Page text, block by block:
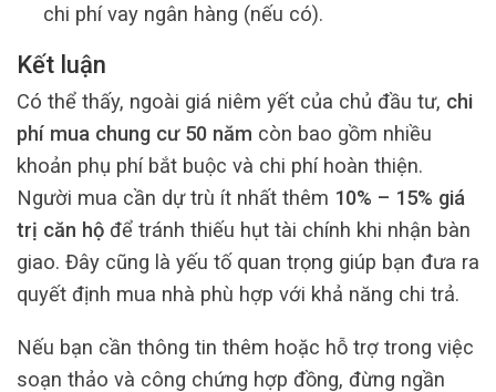
chi phí vay ngân hàng (nếu có).
Kết luận
Có thể thấy, ngoài giá niêm yết của chủ đầu tư, chi
phí mua chung cư 50 năm còn bao gồm nhiều
khoản phụ phí bắt buộc và chi phí hoàn thiện.
Người mua cần dự trù ít nhất thêm 10% – 15% giá
trị căn hộ để tránh thiếu hụt tài chính khi nhận bàn
giao. Đây cũng là yếu tố quan trọng giúp bạn đưa ra
quyết định mua nhà phù hợp với khả năng chi trả.
Nếu bạn cần thông tin thêm hoặc hỗ trợ trong việc
soạn thảo và công chứng hợp đồng, đừng ngần